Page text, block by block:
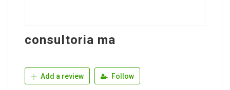
consultoria ma
Add a review Follow